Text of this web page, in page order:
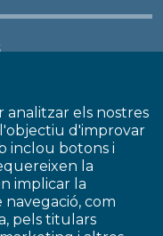
analitzar els nostres
d'improvar
inclou botons i
la
implicar la
com
pels titulars